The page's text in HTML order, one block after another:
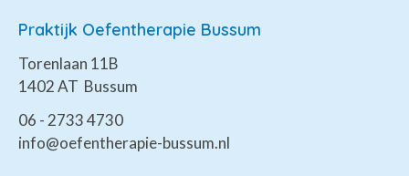
Praktijk Oefentherapie Bussum
Torenlaan 11B
1402 AT Bussum
06 - 2733 4730
info@oefentherapie-bussum.nl